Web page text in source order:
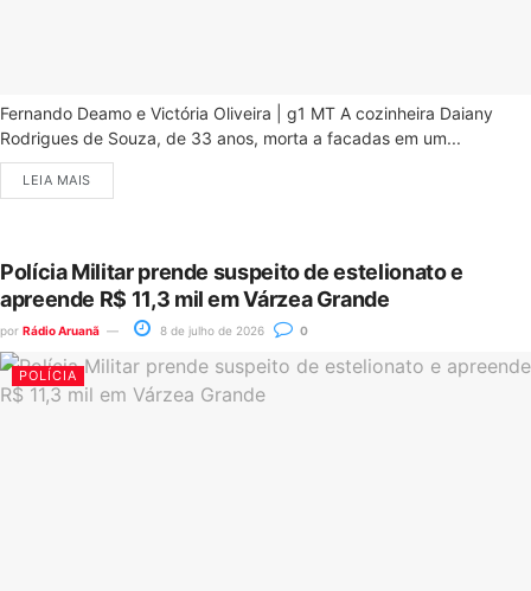
Fernando Deamo e Victória Oliveira | g1 MT A cozinheira Daiany
Rodrigues de Souza, de 33 anos, morta a facadas em um...
LEIA MAIS
Polícia Militar prende suspeito de estelionato e
apreende R$ 11,3 mil em Várzea Grande
por Rádio Aruanã 8 de julho de 2026 0
POLÍCIA